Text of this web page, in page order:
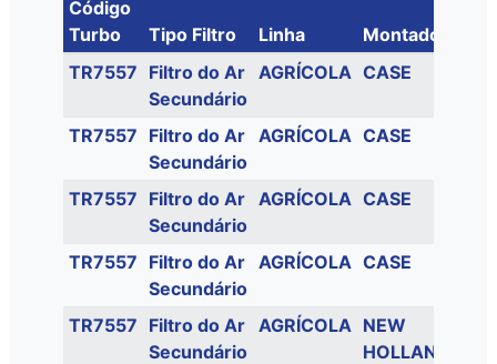
Código
Turbo
Tipo Filtro Linha Montadora
TR7557 Filtro do Ar
Secundário
AGRÍCOLA CASE
TR7557 Filtro do Ar
Secundário
AGRÍCOLA CASE
TR7557 Filtro do Ar
Secundário
AGRÍCOLA CASE
TR7557 Filtro do Ar
Secundário
AGRÍCOLA CASE
TR7557 Filtro do Ar
Secundário
AGRÍCOLA NEW
HOLLAND